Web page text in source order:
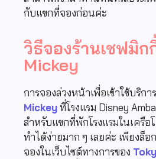
กับแขกที่จองก่อนค่ะ
วิธีจองร้านเชฟมิก
Mickey
การจองล่วงหน้าเพื่อเข้าใช้บริกา
Mickeyที่โรงแรม Disney
สำหรับแขกที่พักโรงแรมในเครือ
ทำได้ง่ายมาก ๆ เลยค่ะ เพียงล็อ
จองในเว็บไซต์ทางการของ